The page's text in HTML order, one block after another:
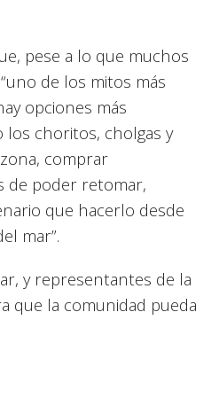
pese a lo que muchos
de los mitos más
opciones más
los choritos, cholgas y
comprar
de poder retomar,
que hacerlo desde
mar”.
y representantes de la
que la comunidad pueda